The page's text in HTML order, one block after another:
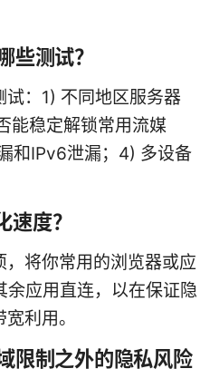
些测试？
：1) 不同地区服务器
能稳定解锁常用流媒
和IPv6泄漏；4) 多设备
速度？
将你常用的浏览器或应
余应用直连，以在保证隐
利用。
限制之外的隐私风险